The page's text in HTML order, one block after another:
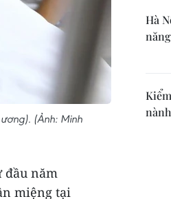
(Ảnh: Minh
đầu năm
miệng tại
Hà